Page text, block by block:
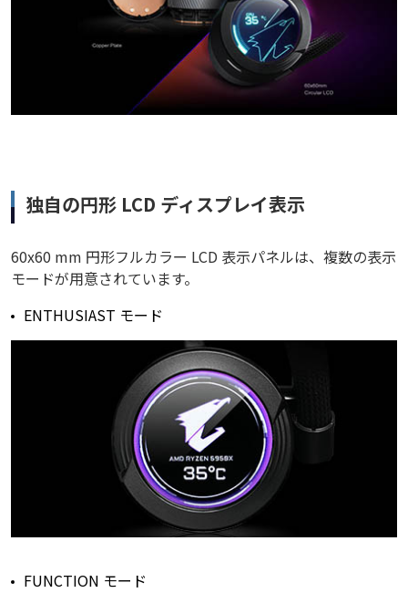
独自の円形 LCD ディスプレイ表示
60x60 mm 円形フルカラー LCD 表示パネルは、複数の表示
モードが用意されています。
ENTHUSIAST モード
FUNCTION モード